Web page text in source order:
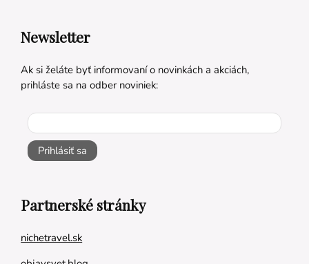
Newsletter
Ak si želáte byť informovaní o novinkách a akciách,
prihláste sa na odber noviniek:
Prihlásiť sa
Partnerské stránky
nichetravel.sk